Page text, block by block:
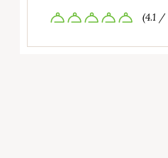
(4.1 /